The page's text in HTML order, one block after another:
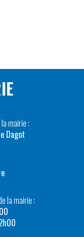
mairie :
Dagot
la mairie :